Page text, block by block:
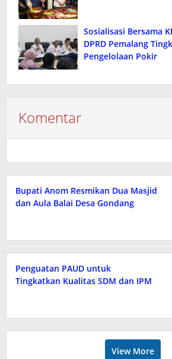
Sosialisasi Bersama
DPRD Pemalang
Pengelolaan Pokir
Komentar
Bupati Anom Resmikan Dua Masjid
dan Aula Balai Desa Gondang
Penguatan PAUD untuk
Tingkatkan Kualitas SDM dan IPM
View More